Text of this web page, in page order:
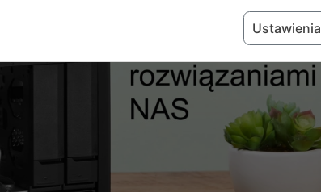
Ustawienia